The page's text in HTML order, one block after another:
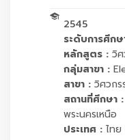
2545
ระดับการศึกษ
หลักสูตร : วิ
กลุ่มสาขา :
สาขา : วิศวกร
สถานที่ศึกษา :
พระนครเหนือ
ประเทศ : ไทย